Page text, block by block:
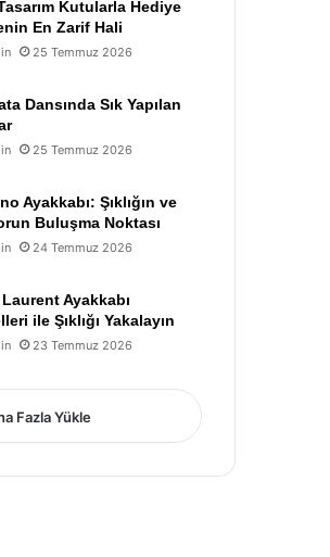
Kutularla Hediye
En Zarif Hali
25 Temmuz 2026
Dansında Sık Yapılan
25 Temmuz 2026
Ayakkabı: Şıklığın ve
Buluşma Noktası
24 Temmuz 2026
Ayakkabı
ile Şıklığı Yakalayın
23 Temmuz 2026
Fazla Yükle